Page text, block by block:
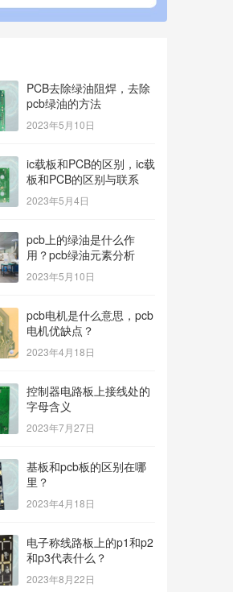
PCB去除绿油阻焊，去除
pcb绿油的方法
2023年5月10日
ic载板和PCB的区别，ic载
板和PCB的区别与联系
2023年5月4日
pcb上的绿油是什么作
用？pcb绿油元素分析
2023年5月10日
pcb电机是什么意思，pcb
电机优缺点？
2023年4月18日
控制器电路板上接线处的
字母含义
2023年7月27日
基板和pcb板的区别在哪
里？
2023年4月18日
电子称线路板上的p1和p2
和p3代表什么？
2023年8月22日